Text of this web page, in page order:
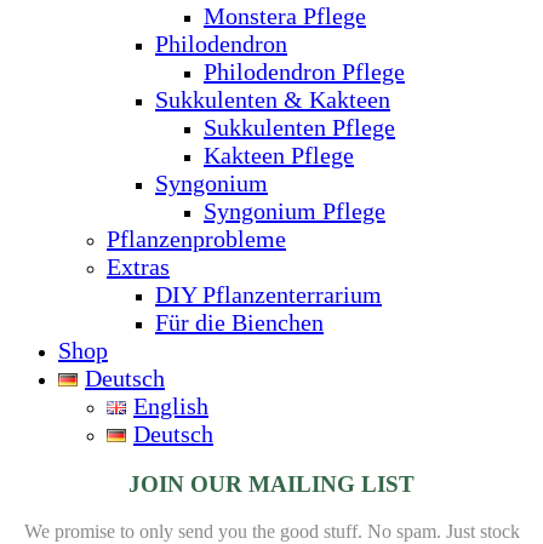
Monstera Pflege
Philodendron
Philodendron Pflege
Sukkulenten & Kakteen
Sukkulenten Pflege
Kakteen Pflege
Syngonium
Syngonium Pflege
Pflanzenprobleme
Extras
DIY Pflanzenterrarium
Für die Bienchen
Shop
Deutsch
English
Deutsch
JOIN OUR MAILING LIST
We promise to only send you the good stuff. No spam. Just stock